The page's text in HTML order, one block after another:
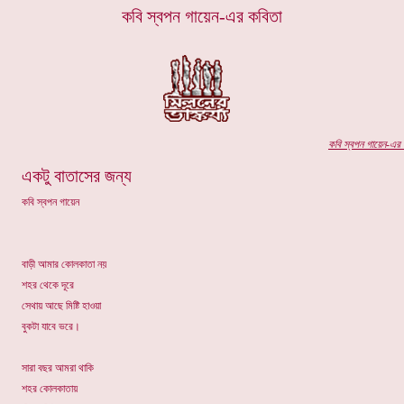
একটু বাতাসের জন্য
কবি স্বপন গায়েন
বাড়ী আমার কোলকাতা নয়
শহর থেকে দূরে
সেথায় আছে মিষ্টি হাওয়া
বুকটা যাবে ভরে।
সারা বছর আমরা থাকি
শহর কোলকাতায়
কবি স্বপন গায়েন-এর কবিতা
কবিস্বপন গায়েন-এর